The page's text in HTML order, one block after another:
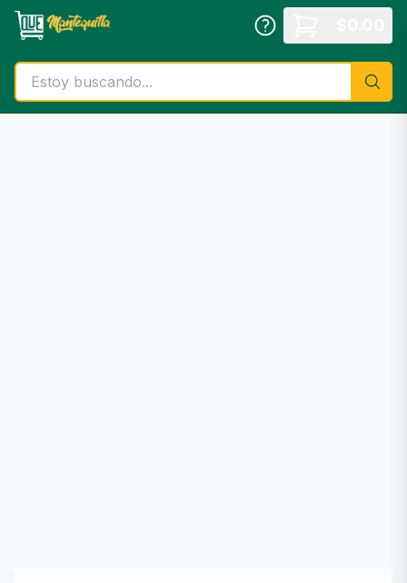
Saltar al contenido principal